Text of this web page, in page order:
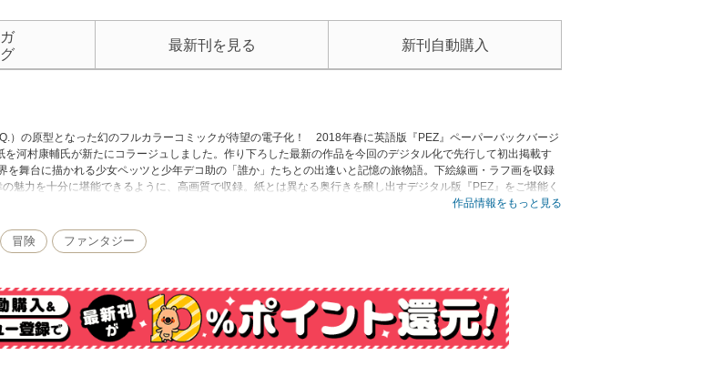
最新刊を見る 新刊自動購入
）の原型となった幻のフルカラーコミックが待望の電子化！ 2018年春に英語版『PEZ』ペーパーバックバージ
を河村康輔氏が新たにコラージュしました。作り下ろした最新の作品を今回のデジタル化で先行して初出掲載す
舞台に描かれる少女ペッツと少年デコ助の「誰か」たちとの出逢いと記憶の旅物語。下絵線画・ラフ画を収録
魅力を十分に堪能できるように、高画質で収録。紙とは異なる奥行きを醸し出すデジタル版『PEZ』をご堪能く
作品情報をもっと見る
冒険 ファンタジー